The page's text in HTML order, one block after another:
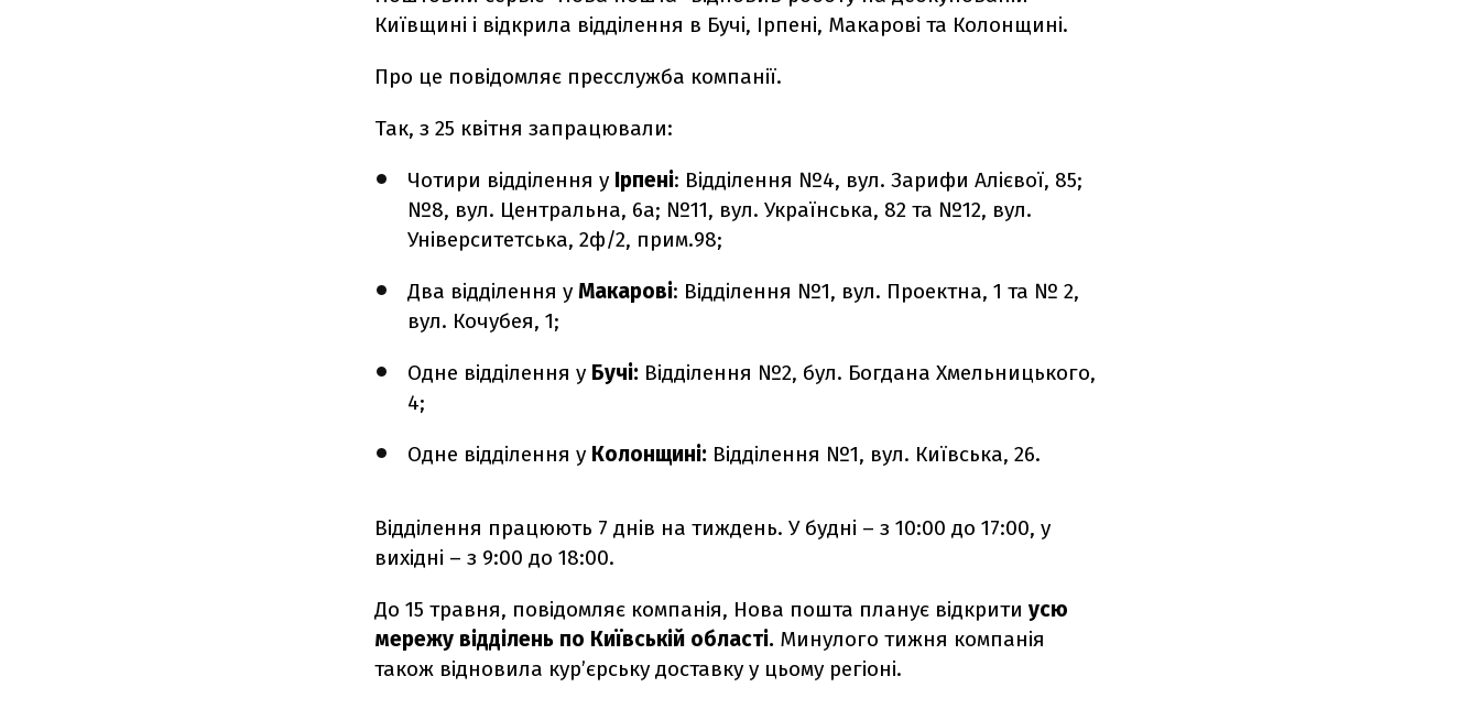
Київщині і відкрила відділення в Бучі, Ірпені, Макарові та Колонщині.
Про це повідомляє пресслужба компанії.
Так, з 25 квітня запрацювали:
Чотири відділення у Ірпені: Відділення №4, вул. Зарифи Алієвої, 85;
№8, вул. Центральна, 6а; №11, вул. Українська, 82 та №12, вул.
Університетська, 2ф/2, прим.98;
Два відділення у Макарові: Відділення №1, вул. Проектна, 1 та № 2,
вул. Кочубея, 1;
Одне відділення у Бучі: Відділення №2, бул. Богдана Хмельницького,
4;
Одне відділення у Колонщині: Відділення №1, вул. Київська, 26.
Відділення працюють 7 днів на тиждень. У будні – з 10:00 до 17:00, у
вихідні – з 9:00 до 18:00.
До 15 травня, повідомляє компанія, Нова пошта планує відкрити усю
мережу відділень по Київській області. Минулого тижня компанія
також відновила кур’єрську доставку у цьому регіоні.